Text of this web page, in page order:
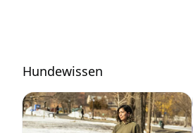
Hundewissen